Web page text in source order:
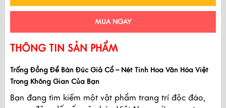
MUA NGAY
THÔNG TIN SẢN PHẨM
Trống Đồng Để Bàn Đúc Giả Cổ – Nét Tinh Hoa Văn Hóa Việt
Trong Không Gian Của Bạn
Bạn đang tìm kiếm một vật phẩm trang trí độc đáo,